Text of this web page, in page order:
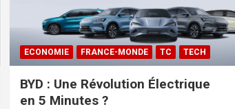
ECONOMIE FRANCE-MONDE TC TECH
BYD : Une Révolution Électrique
en 5 Minutes ?